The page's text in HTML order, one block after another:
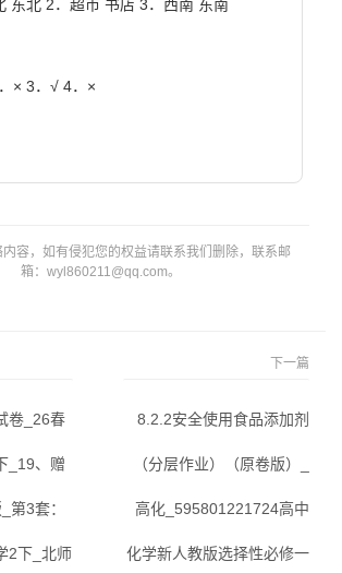
东北 2．超市 书店 3．西南 东南
× 3．√ 4．×
容，如有侵犯您的权益请联系我们删除，联系邮
箱：wyl860211@qq.com。
卷_26春
_19、赠
第3套：
2下_北师
下一篇
8.2.2安全使用食品添加剂
（分层作业）（原卷版）_
高化_595801221724高中
化学新人教版选择性必修一